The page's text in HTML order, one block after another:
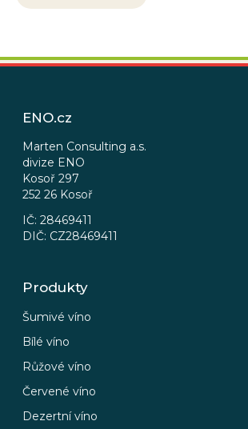
Z
ENO.cz
Marten Consulting a.s.
divize ENO
Kosoř 297
252 26 Kosoř
IČ: 28469411
DIČ: CZ28469411
Produkty
Šumivé víno
Bílé víno
Růžové víno
Červené víno
Dezertní víno